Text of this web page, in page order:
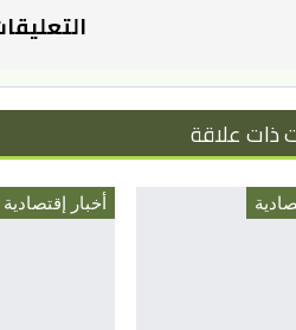
ذات علاقة
أخبار إقتصادية